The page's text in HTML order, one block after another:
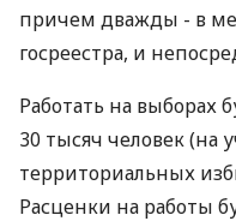
причем дважды - в
госреестра, и
Работать на выборах
30 тысяч человек (на
территориальных
Расценки на работы